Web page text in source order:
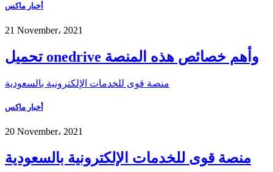
أخبار ماكس
21 November، 2021
تحميل onedrive وأهم خصائص هذه المنصة
منصة قوى للخدمات الإلكترونية بالسعودية
أخبار ماكس
20 November، 2021
منصة قوى للخدمات الإلكترونية بالسعودية